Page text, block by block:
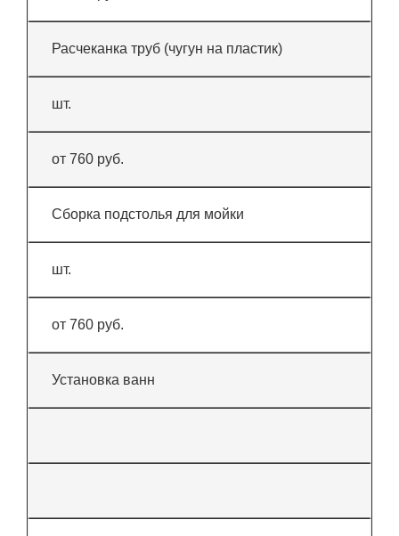
Расчеканка труб (чугун на пластик)
шт.
от 760 руб.
Сборка подстолья для мойки
шт.
от 760 руб.
Установка ванн